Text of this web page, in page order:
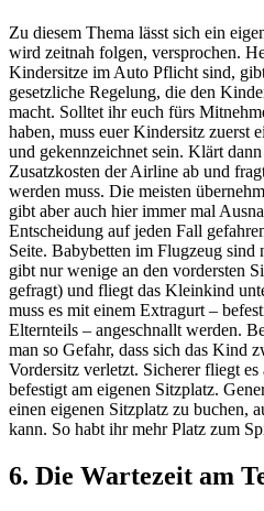
Zu diesem Thema lässt sich ein
wird zeitnah folgen, versprochen.
Kindersitze im Auto Pflicht sind,
gesetzliche Regelung, die den
macht. Solltet ihr euch fürs
haben, muss euer Kindersitz zuerst
und gekennzeichnet sein. Klärt
Zusatzkosten der Airline ab und
werden muss. Die meisten
gibt aber auch hier immer mal
Entscheidung auf jeden Fall
Seite. Babybetten im Flugzeug sind
gibt nur wenige an den vordersten
gefragt) und fliegt das Kleinkind
muss es mit einem Extragurt –
Elternteils – angeschnallt werden.
man so Gefahr, dass sich das Kind
Vordersitz verletzt. Sicherer fliegt
befestigt am eigenen Sitzplatz.
einen eigenen Sitzplatz zu buchen,
kann. So habt ihr mehr Platz zum
6. Die Wartezeit am